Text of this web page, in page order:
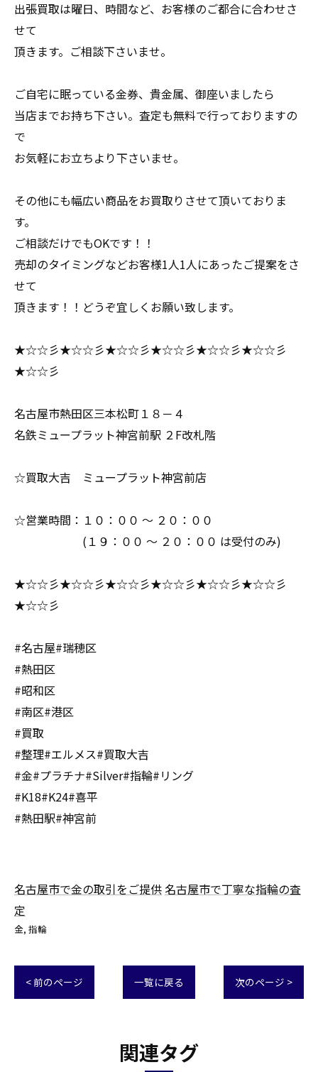
出張買取は曜日、時間など、お客様のご都合に合わせさ
せて
頂きます。ご相談下さいませ。
ご自宅に眠っている金券、貴金属、御座いましたら
当店までお持ち下さい。査定も無料で行っておりますの
で
お気軽にお立ちより下さいませ。
その他にも幅広い商品をお買取りさせて頂いておりま
す。
ご相談だけでもOKです！！
売却のタイミングなどお客様1人1人にあったご提案をさ
せて
頂きます！！どうぞ宜しくお願い致します。
★☆☆彡★☆☆彡★☆☆彡★☆☆彡★☆☆彡★☆☆彡
★☆☆彡
名古屋市熱田区三本松町１８－４
名鉄ミュープラット神宮前駅 ２F改札階
☆買取大吉 ミュープラット神宮前店
☆営業時間：１０：００ ～ ２０：００
(１９：００ ～ ２０：００ は受付のみ)
★☆☆彡★☆☆彡★☆☆彡★☆☆彡★☆☆彡★☆☆彡
★☆☆彡
#名古屋#瑞穂区
#熱田区
#昭和区
#南区#港区
#買取
#整理#エルメス#買取大吉
#金#プラチナ#Silver#指輪#リング
#K18#K24#喜平
#熱田駅#神宮前
名古屋市で金の取引をご提供 名古屋市で丁寧な指輪の査
定
金 指輪
< 前のページ 一覧に戻る 次のページ >
関連タグ